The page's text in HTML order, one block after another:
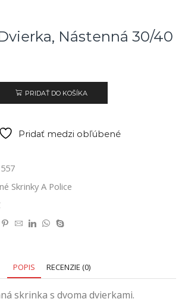
Nástenná 30/40
PRIDAŤ DO KOŠÍKA
Pridať medzi obľúbené
Skrinky A Police
POPIS RECENZIE (0)
skrinka s dvoma dvierkami.